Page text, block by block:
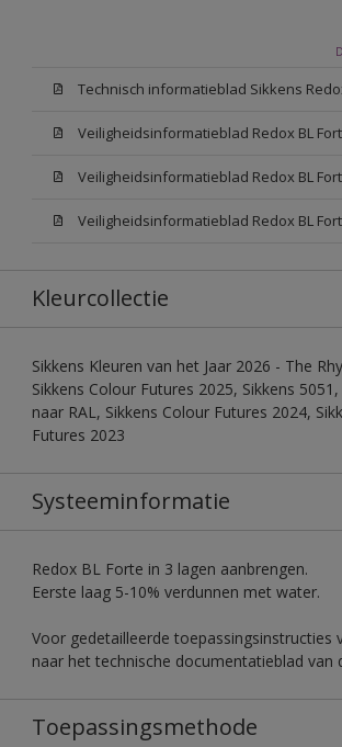
Kleurcollectie
Sikkens Kleuren van het Jaar 2026 - The
Sikkens Colour Futures 2025, Sikkens 5051,
naar RAL, Sikkens Colour Futures 2024,
Futures 2023
Systeeminformatie
Redox BL Forte in 3 lagen aanbrengen.
Eerste laag 5-10% verdunnen met water.
Voor gedetailleerde toepassingsinstructies
naar het technische documentatieblad van
Toepassingsmethode